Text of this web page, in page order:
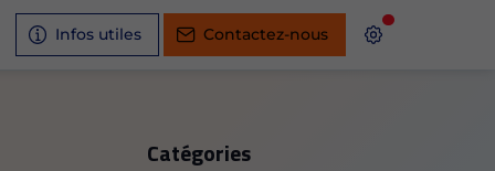
Infos utiles Contactez-nous
Catégories